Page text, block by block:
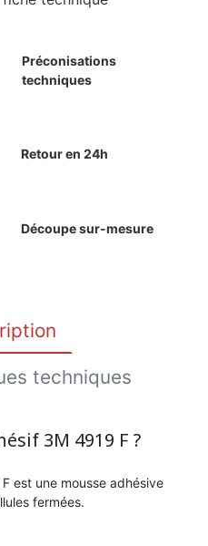
Préconisations
techniques
Retour en 24h
Découpe sur-mesure
techniques
3M 4919 F ?
est une mousse adhésive
fermées.